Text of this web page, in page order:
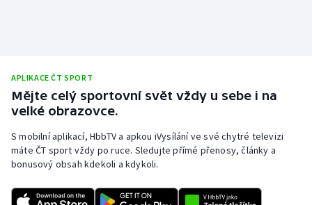
Stolní tenis
Triatlon
Veslování
APLIKACE ČT SPORT
Mějte celý sportovní svět vždy u sebe i na
velké obrazovce.
S mobilní aplikací, HbbTV a apkou iVysílání ve své chytré televizi
máte ČT sport vždy po ruce. Sledujte přímé přenosy, články a
bonusový obsah kdekoli a kdykoli.